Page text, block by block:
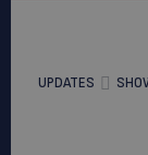
UPDATES